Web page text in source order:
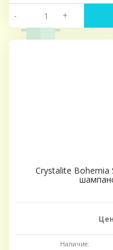
- +
Crystalite
Наличие: